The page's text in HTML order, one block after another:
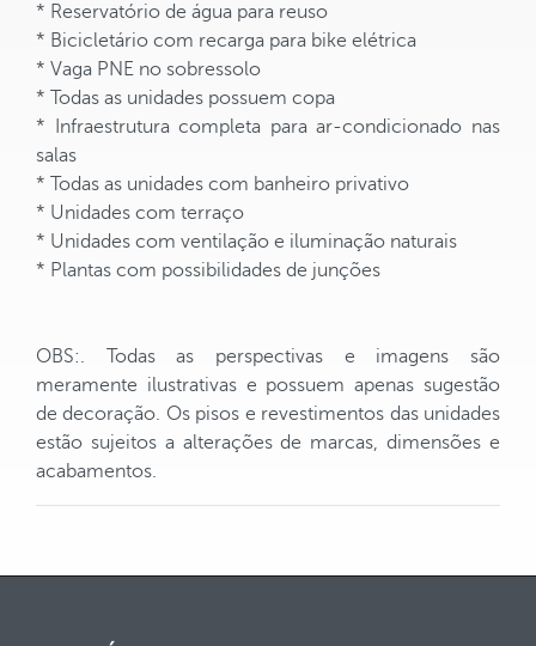
* Reservatório de água para reuso
* Bicicletário com recarga para bike elétrica
* Vaga PNE no sobressolo
* Todas as unidades possuem copa
* Infraestrutura completa para ar-condicionado nas
salas
* Todas as unidades com banheiro privativo
* Unidades com terraço
* Unidades com ventilação e iluminação naturais
* Plantas com possibilidades de junções
OBS:. Todas as perspectivas e imagens são
meramente ilustrativas e possuem apenas sugestão
de decoração. Os pisos e revestimentos das unidades
estão sujeitos a alterações de marcas, dimensões e
acabamentos.